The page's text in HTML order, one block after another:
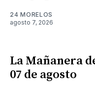
24 MORELOS
agosto 7, 2026
La Mañanera
07 de agosto